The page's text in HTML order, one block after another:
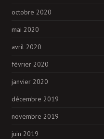
octobre 2020
mai 2020
avril 2020
février 2020
janvier 2020
décembre 2019
novembre 2019
juin 2019